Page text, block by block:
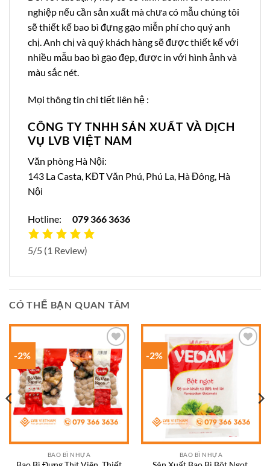
nghiệp nếu cần sản xuất mà chưa có mẫu chúng tôi
sẽ thiết kế bao bì đựng gạo miễn phí cho quý anh
chị. Anh chị và quý khách hàng sẽ được thiết kế với
nhiều mẫu bao bì gạo đẹp, được in với hình ảnh và
màu sắc nét.
Mọi thông tin chi tiết liên hệ :
CÔNG TY TNHH SẢN XUẤT VÀ DỊCH
VỤ LVB VIỆT NAM
Văn phòng Hà Nội:
143 La Casta, KĐT Văn Phú, Phú La, Hà Đông, Hà
Nội
Hotline: 079 366 3636
5/5 (1 Review)
CÓ THỂ BẠN QUAN TÂM
-2%
Add to
wishlist
BAO BÌ NHỰA
-2%
Add to
BAO BÌ NHỰA